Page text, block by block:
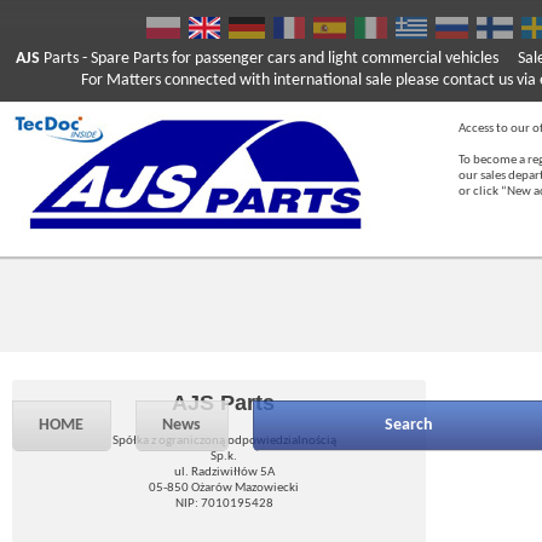
AJS Parts - Spare Parts for passenger cars and light commercial vehicles
For Matters connected with international sale please contact us via
Access to our
To become a
our sales
or click “New
HOME News Search
AJS Parts
Spółka z ograniczoną odpowiedzialnością
Sp.k.
ul. Radziwiłłów 5A
05-850 Ożarów Mazowiecki
NIP: 7010195428